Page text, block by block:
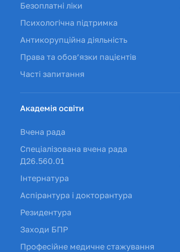
Безоплатні ліки
Психологічна підтримка
Антикорупційна діяльність
Права та обов’язки пацієнтів
Часті запитання
Академія освіти
Вчена рада
Спеціалізована вчена рада
Д26.560.01
Інтернатура
Аспірантура і докторантура
Резидентура
Заходи БПР
Професійне медичне стажування